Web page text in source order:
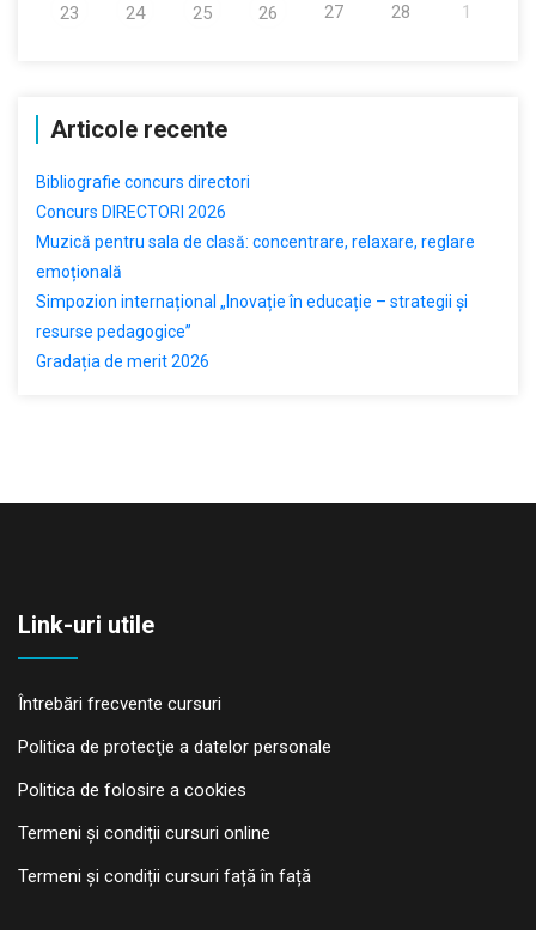
23 24 25 26 27 28 1
Articole recente
Bibliografie concurs directori
Concurs DIRECTORI 2026
Muzică pentru sala de clasă: concentrare, relaxare, reglare
emoțională
Simpozion internațional „Inovație în educație – strategii și
resurse pedagogice”
Gradația de merit 2026
Link-uri utile
Întrebări frecvente cursuri
Politica de protecţie a datelor personale
Politica de folosire a cookies
Termeni și condiții cursuri online
Termeni și condiții cursuri față în față